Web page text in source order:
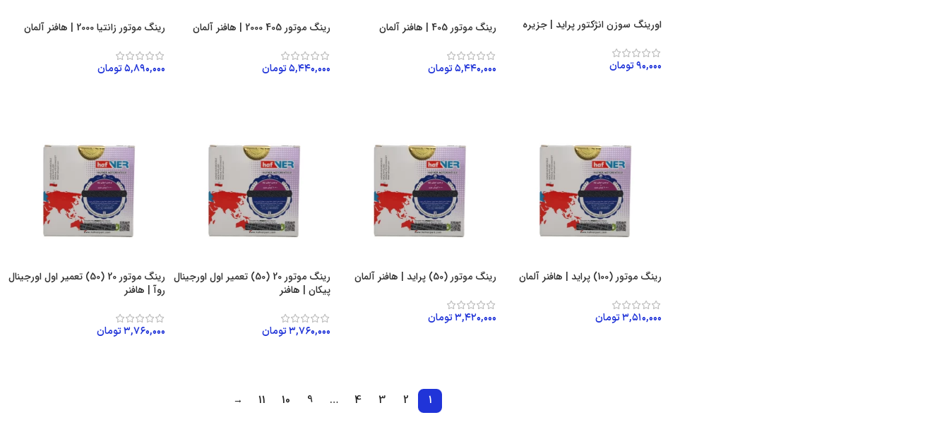
اورینگ سوزن انژکتور پراید | جزیره
۹۰,۰۰۰تومان
رینگ موتور 405 | هافنر آلمان
۵,۴۴۰,۰۰۰تومان
رینگ موتور 405 2000 | هافنر آلمان
۵,۴۴۰,۰۰۰تومان
رینگ موتور زانتیا 2000 | هافنر آلمان
۵,۸۹۰,۰۰۰تومان
رینگ موتور (100) پراید | هافنر آلمان
۳,۵۱۰,۰۰۰تومان
رینگ موتور (50) پراید | هافنر آلمان
۳,۴۲۰,۰۰۰تومان
رینگ موتور 20 (50) تعمیر اول اورجینال
پیکان | هافنر
۳,۷۶۰,۰۰۰تومان
رینگ موتور 20 (50) تعمیر اول اورجینال
روآ | هافنر
۳,۷۶۰,۰۰۰تومان
1
2
3
4
…
9
10
11
→